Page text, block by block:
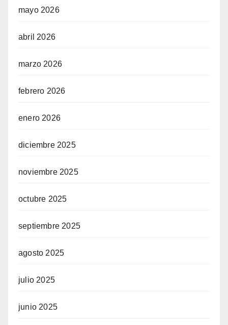
mayo 2026
abril 2026
marzo 2026
febrero 2026
enero 2026
diciembre 2025
noviembre 2025
octubre 2025
septiembre 2025
agosto 2025
julio 2025
junio 2025